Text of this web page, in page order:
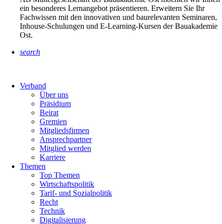
ein besonderes Lernangebot präsentieren. Erweitern Sie Ihr
Fachwissen mit den innovativen und baurelevanten Seminaren,
Inhouse-Schulungen und E-Learning-Kursen der Bauakademie
Ost.
search
Verband
Über uns
Präsidium
Beirat
Gremien
Mitgliedsfirmen
Ansprechpartner
Mitglied werden
Karriere
Themen
Top Themen
Wirtschaftspolitik
Tarif- und Sozialpolitik
Recht
Technik
Digitalisierung